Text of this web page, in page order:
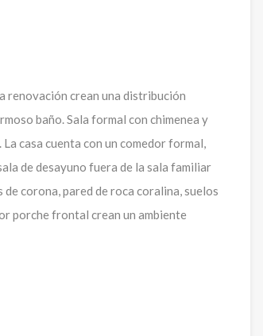
renovación crean una distribución
baño. Sala formal con chimenea y
casa cuenta con un comedor formal,
de desayuno fuera de la sala familiar
corona, pared de roca coralina, suelos
porche frontal crean un ambiente